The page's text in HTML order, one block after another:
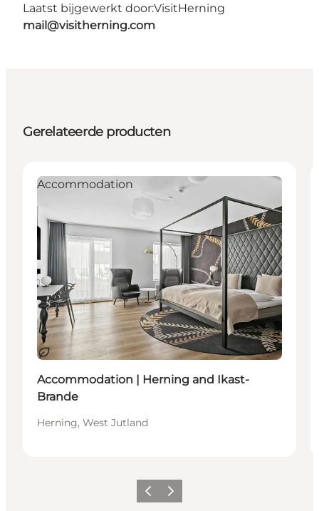
Laatst bijgewerkt door:VisitHerning
mail@visitherning.com
Gerelateerde producten
Duurzaam
Accommodation
Accommodation | Herning and Ikast-
Brande
Herning, West Jutland
Vorige Volgende